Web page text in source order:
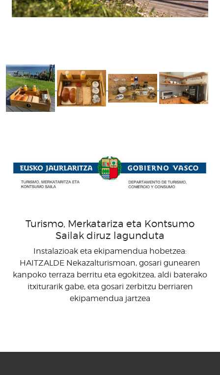
Turismo, Merkatariza eta Kontsumo
Sailak diruz lagunduta
Instalazioak eta ekipamendua hobetzea:
HAITZALDE Nekazalturismoan, gosari gunearen
kanpoko terraza berritu eta egokitzea, aldi baterako
itxiturarik gabe, eta gosari zerbitzu berriaren
ekipamendua jartzea